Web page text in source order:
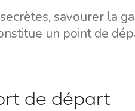
savourer la
un point de
de départ